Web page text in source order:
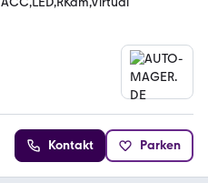
Kontakt Parken